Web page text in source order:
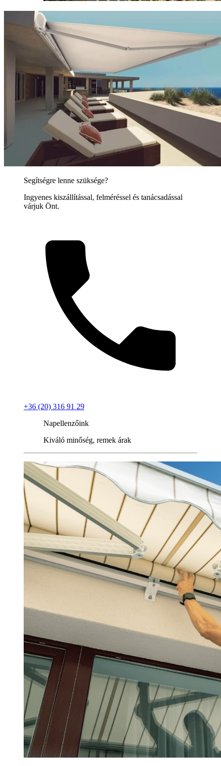
Segítségre lenne szüksége?
Ingyenes kiszállítással, felméréssel és tanácsadással
várjuk Önt.
+36 (20) 316 91 29
Napellenzőink
Kiváló minőség, remek árak